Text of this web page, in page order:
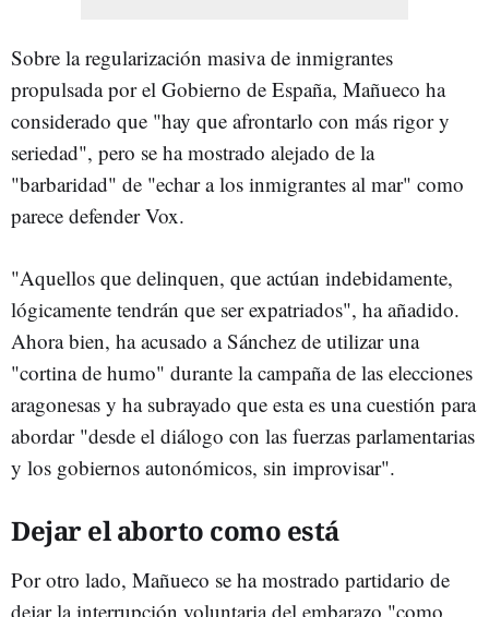
Sobre la regularización masiva de inmigrantes
propulsada por el Gobierno de España, Mañueco ha
considerado que "hay que afrontarlo con más rigor y
seriedad", pero se ha mostrado alejado de la
"barbaridad" de "echar a los inmigrantes al mar" como
parece defender Vox.
"Aquellos que delinquen, que actúan indebidamente,
lógicamente tendrán que ser expatriados", ha añadido.
Ahora bien, ha acusado a Sánchez de utilizar una
"cortina de humo" durante la campaña de las elecciones
aragonesas y ha subrayado que esta es una cuestión para
abordar "desde el diálogo con las fuerzas parlamentarias
y los gobiernos autonómicos, sin improvisar".
Dejar el aborto como está
Por otro lado, Mañueco se ha mostrado partidario de
dejar la interrupción voluntaria del embarazo "como